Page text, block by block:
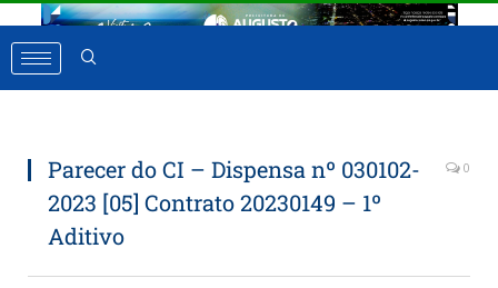
Parecer do CI – Dispensa nº 030102-
2023 [05] Contrato 20230149 – 1º
Aditivo
0